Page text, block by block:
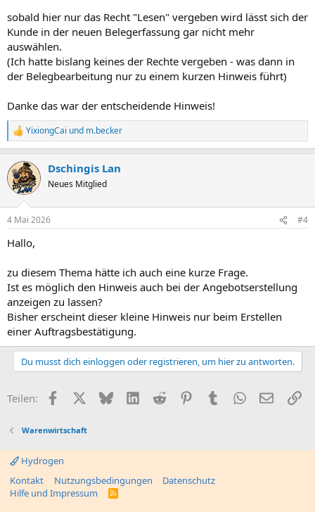
sobald hier nur das Recht "Lesen" vergeben wird lässt sich der
Kunde in der neuen Belegerfassung gar nicht mehr
auswählen.
(Ich hatte bislang keines der Rechte vergeben - was dann in
der Belegbearbeitung nur zu einem kurzen Hinweis führt)
Danke das war der entscheidende Hinweis!
R
e
k
t
i
e
:
YixiongCai und m.becker
Dschingis Lan
Neues Mitglied
4 Mai 2026 #4
Hallo,
zu diesem Thema hätte ich auch eine kurze Frage.
Ist es möglich den Hinweis auch bei der Angebotserstellung
anzeigen zu lassen?
Bisher erscheint dieser kleine Hinweis nur beim Erstellen
einer Auftragsbestätigung.
Du musst dich einloggen oder registrieren, um hier zu antworten.
Teilen: Facebook BlueskyLinkedIn
Reddit PinterestTumblr WhatsApp
E-Mail
Warenwirtschaft
Hydrogen
Kontakt
Nutzungsbedingungen
Datenschutz
Hilfe und Impressum
R